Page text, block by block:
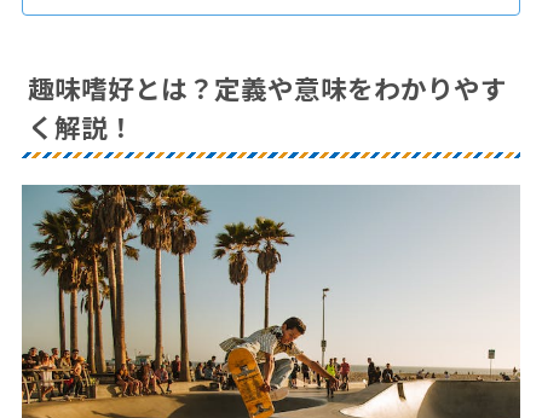
趣味嗜好とは？定義や意味をわかりやす
く解説！